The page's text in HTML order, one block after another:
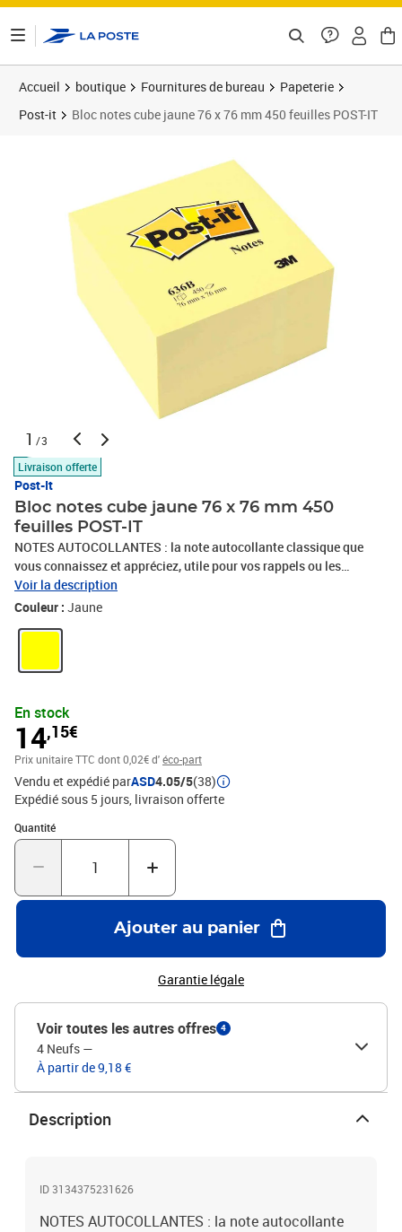
Accueil boutique Fournitures de bureau
Papeterie
Post-it
Bloc notes cube jaune 76 x 76 mm 450 feuilles POST-IT
1 /3
Livraison offerte
Post-It
Bloc notes cube jaune 76 x 76 mm 450
feuilles POST-IT
NOTES AUTOCOLLANTES : la note autocollante classique que
vous connaissez et appréciez, utile pour vos rappels ou les
informations importantesPOLYVALENT : convient pour le bureau,
la maison ou pour l'école. Les Notes Post-it sont pratiques et
forêts gérées durablement et de sources contrôléesCHOISISSEZ
une variété de couleurs, de tailles et de styles pour agrémenter
votre messageCOMPREND : notes autocollantes mesurant 76 mm
x 76 mm et fournies dans un bloc de 450 feuilles
Voir la description
Couleur : Jaune
En stock
14,15€
Prix unitaire TTC dont 0,02€ d'éco-part
Vendu et expédié parASD4.05/5(38)
Expédié sous 5 jours livraison offerte
Quantité
Quantité : 1
Ajouter au panier
Garantie légale
Voir toutes les autres offres 4
4 Neufs —
À partir de 9,18 €
Description
ID 3134375231626
NOTES AUTOCOLLANTES : la note autocollante